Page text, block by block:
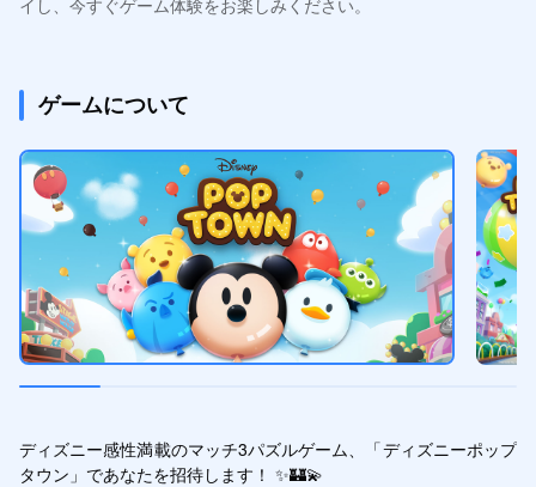
イし、今すぐゲーム体験をお楽しみください。
ゲームについて
ディズニー感性満載のマッチ3パズルゲーム、「ディズニーポップ
タウン」であなたを招待します！ ✨🏰💫